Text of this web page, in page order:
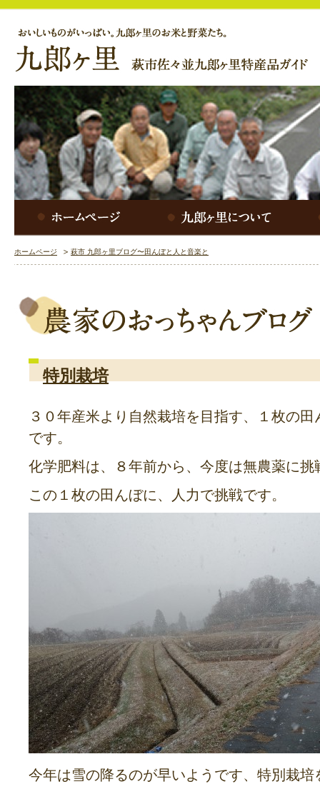
ホームページ 萩市 九郎ヶ里ブログ〜田んぼと人と音楽と
特別栽培
３０年産米より自然栽培を目指す、１枚の
です。
化学肥料は、８年前から、今度は無農薬に挑
この１枚の田んぼに、人力で挑戦です。
今年は雪の降るのが早いようです、特別栽培